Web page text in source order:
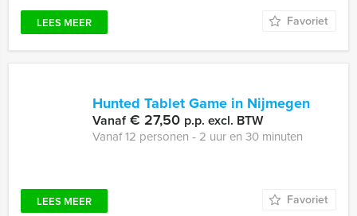
LEES MEER Favoriet
Hunted Tablet Game in Nijmegen
Vanaf€ 27,50 p.p. excl. BTW
Vanaf 12 personen ‐ 2 uur en 30 minuten
LEES MEER Favoriet